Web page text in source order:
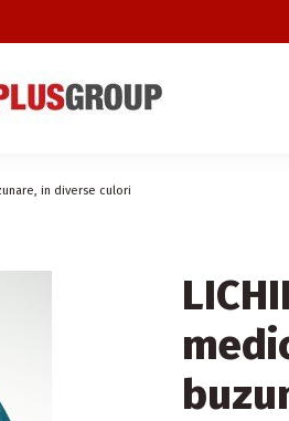
in diverse culori